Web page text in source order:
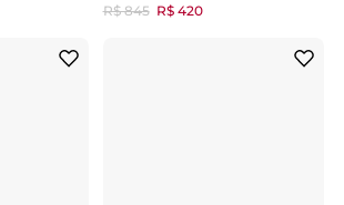
R$ 845 R$ 420